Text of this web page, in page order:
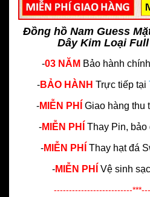
Đồng hồ Nam Guess
Dây Kim Loại
-03 NĂM Bảo hành
-BẢO HÀNH Trực tiếp tại
-MIỄN PHÍ Giao hàng thu
-MIỄN PHÍ Thay Pin,
-MIỄN PHÍ Thay hạt đá
-MIỄN PHÍ Vệ sinh
--------------------------